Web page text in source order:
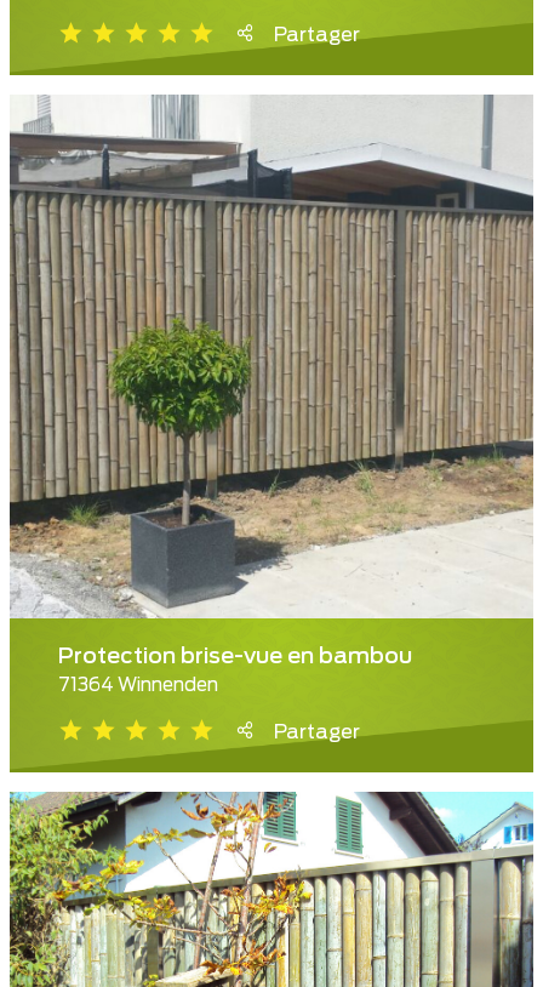
Partager
Protection brise-vue en bambou
71364 Winnenden
Partager